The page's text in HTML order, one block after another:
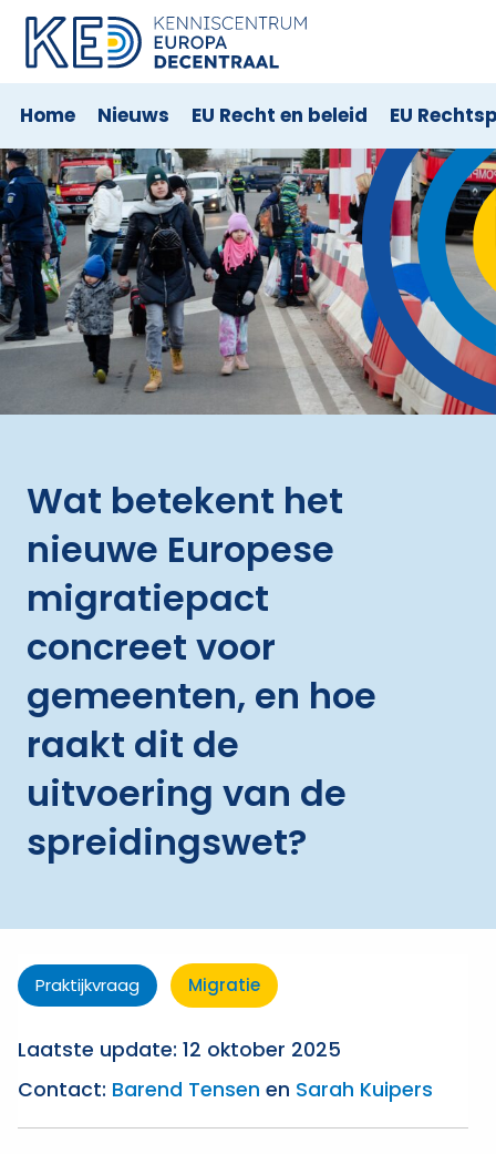
Home Nieuws EU Recht en beleid EU
Wat betekent het
nieuwe Europese
migratiepact
concreet voor
gemeenten, en hoe
raakt dit de
uitvoering van de
spreidingswet?
Praktijkvraag Migratie
Laatste update: 12 oktober 2025
Contact: Barend Tensen en Sarah Kuipers